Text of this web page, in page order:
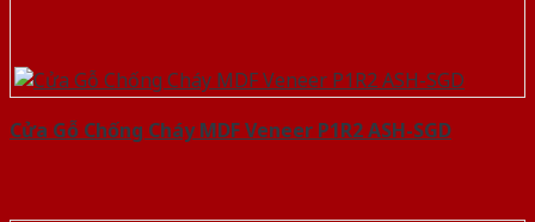
Cửa Gỗ Chống Cháy MDF Veneer P1R2 ASH-SGD